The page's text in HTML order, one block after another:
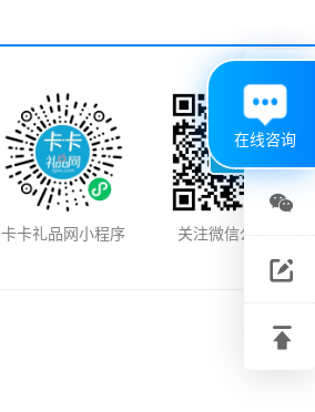
卡卡礼品网小程序 关注微信公众号

在线咨询

关注
微信

建议
反馈
